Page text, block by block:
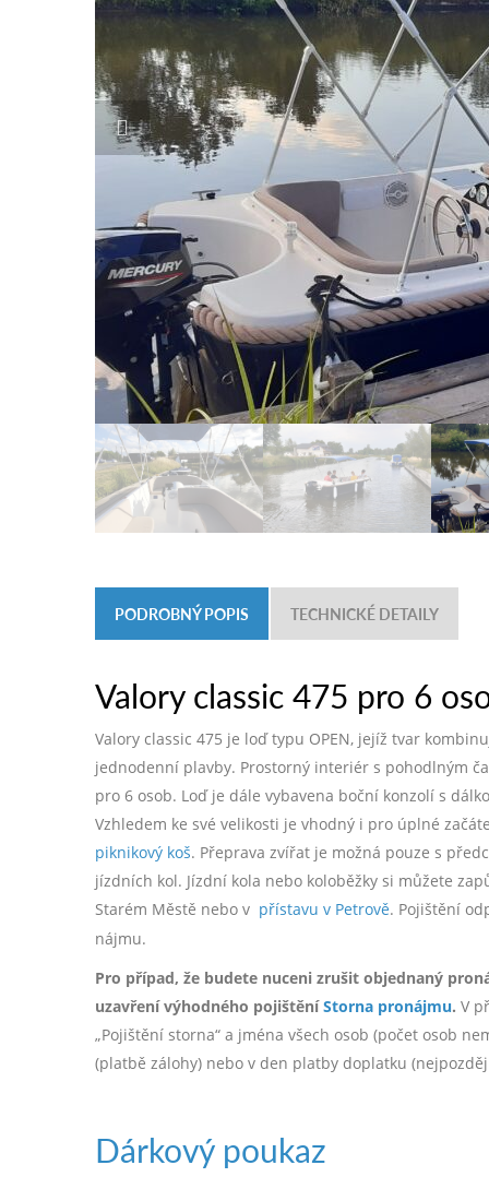
PODROBNÝ POPIS TECHNICKÉ DETAILY
Valory classic 475 pro 6
Valory classic 475 je loď typu OPEN, jejíž tvar
jednodenní plavby. Prostorný interiér s pohodlným
pro 6 osob. Loď je dále vybavena boční konzolí s
Vzhledem ke své velikosti je vhodný i pro úplné
piknikový koš. Přeprava zvířat je možná pouze s
jízdních kol. Jízdní kola nebo koloběžky si můžete
Starém Městě nebo v přístavu v Petrově. Pojištění
nájmu.
Pro případ, že budete nuceni zrušit objednaný
uzavření výhodného pojištěníStorna pronájmu. V
„Pojištění storna“ a jména všech osob (počet osob
(platbě zálohy) nebo v den platby doplatku
Dárkový poukaz